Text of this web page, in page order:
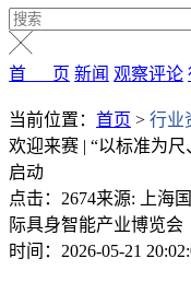
首 页 新闻 观察评论
当前位置： 首页 > 行业
欢迎来赛 | “以标准为
启动
点击：2674来源: 上海
际具身智能产业博览会
时间：2026-05-21